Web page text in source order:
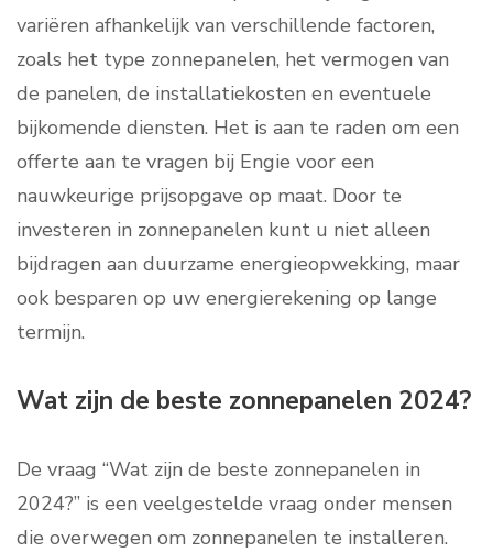
variëren afhankelijk van verschillende factoren,
zoals het type zonnepanelen, het vermogen van
de panelen, de installatiekosten en eventuele
bijkomende diensten. Het is aan te raden om een
offerte aan te vragen bij Engie voor een
nauwkeurige prijsopgave op maat. Door te
investeren in zonnepanelen kunt u niet alleen
bijdragen aan duurzame energieopwekking, maar
ook besparen op uw energierekening op lange
termijn.
Wat zijn de beste zonnepanelen 2024?
De vraag “Wat zijn de beste zonnepanelen in
2024?” is een veelgestelde vraag onder mensen
die overwegen om zonnepanelen te installeren.